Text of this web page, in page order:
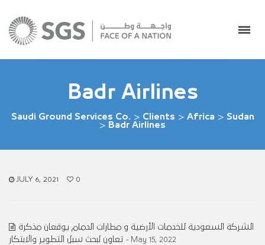
Badr Airlines
Saudi Ground Services Co. > Clients > Africa > Sudan
> Badr Airlines
JULY 6, 2021 0
الشركة السعودية للخدمات الأرضية و مطارات الدمام يوقعان مذكرة
تعاون لبحث سبل التطوير والابتكار - May 15, 2022